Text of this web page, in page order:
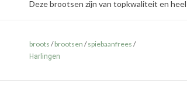
Deze brootsen zijn van topkwaliteit en heel
broots /brootsen /spiebaanfrees /
Harlingen